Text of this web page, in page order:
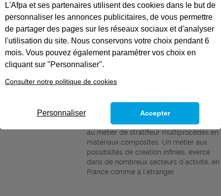
Au cœur de l'atelier
de formation
stratifieur
multiprocédés en
matériaux
composites de
l’Afpa de Caen
Entrez au cœur d’un atelier de formation
au métier de stratifieur multiprocédés en
matériaux composites. Un métier aux
possibilités de création infinies, exercé
dans de nombreux secteurs d’activité, en
France comme à l’étranger.
L'Afpa et ses partenaires utilisent des cookies dans le but de
personnaliser les annonces publicitaires, de vous permettre
de partager des pages sur les réseaux sociaux et d'analyser
l'utilisation du site. Nous conservons votre choix pendant 6
mois. Vous pouvez également paramétrer vos choix en
cliquant sur "Personnaliser".
Consulter notre politique de cookies
Personnaliser Accepter